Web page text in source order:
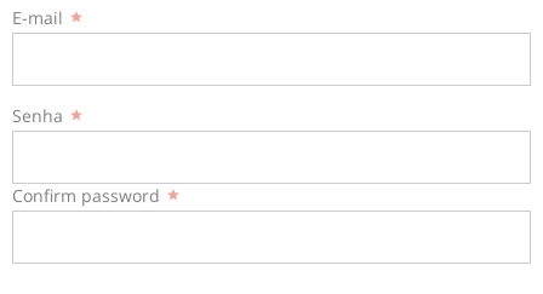
E-mail
Senha
Confirm password